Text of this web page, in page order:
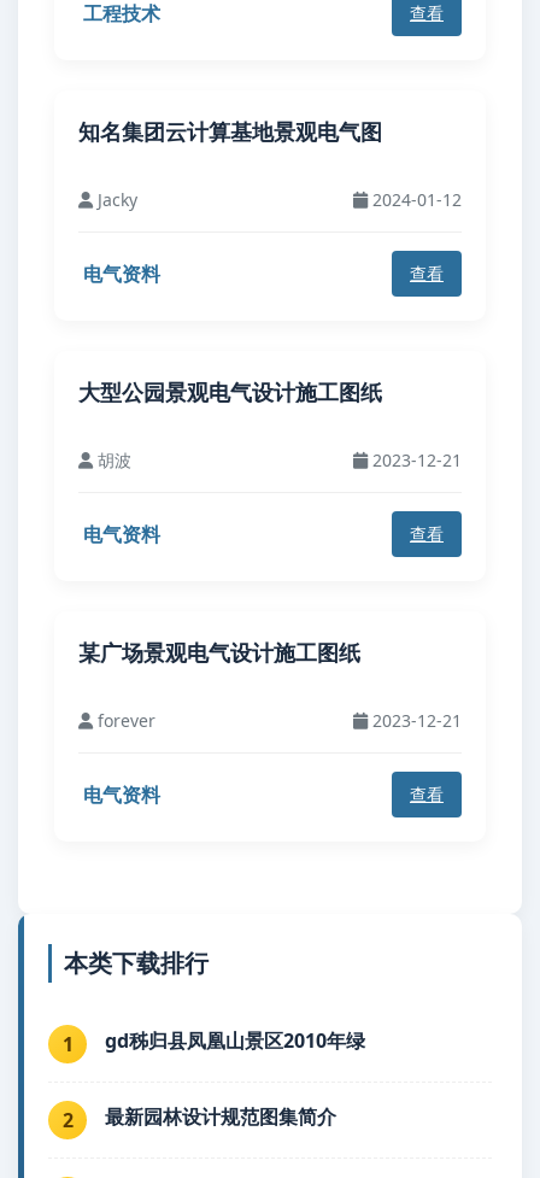
工程技术 查看
知名集团云计算基地景观电气图
Jacky 2024-01-12
电气资料 查看
大型公园景观电气设计施工图纸
胡波 2023-12-21
电气资料 查看
某广场景观电气设计施工图纸
forever 2023-12-21
电气资料 查看
本类下载排行
1 gd秭归县凤凰山景区2010年绿
2 最新园林设计规范图集简介